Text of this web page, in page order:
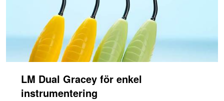
LM Dual Gracey för enkel
instrumentering